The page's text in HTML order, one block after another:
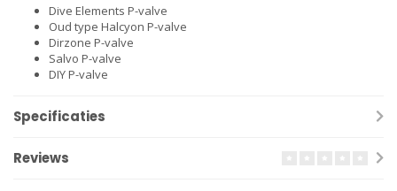
Dive Elements P-valve
Oud type Halcyon P-valve
Dirzone P-valve
Salvo P-valve
DIY P-valve
Specificaties
Reviews